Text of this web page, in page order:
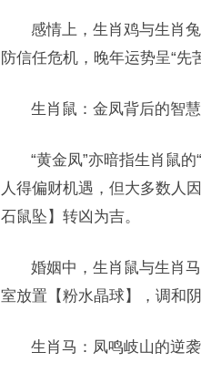
感情上，生肖鸡与生肖
防信任危机，晚年运势呈“先
生肖鼠：金凤背后的智
“黄金凤”亦暗指生肖鼠
人得偏财机遇，但大多数人
石鼠坠】转凶为吉。
婚姻中，生肖鼠与生肖
室放置【粉水晶球】，调和
生肖马：凤鸣岐山的逆